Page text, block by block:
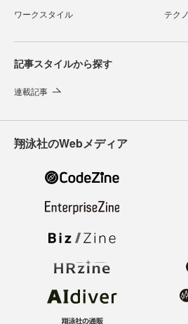
ワークスタイル テク
記事スタイルから探す
連載記事
翔泳社のWebメディア